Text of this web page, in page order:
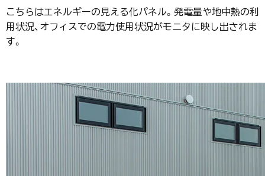
こちらはエネルギーの見える化パネル。発電量や地中熱の利
用状況、オフィスでの電力使用状況がモニタに映し出されま
す。